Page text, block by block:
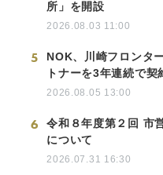
所」を開設
2026.08.03 11:00
5
NOK、川崎フロンタ
トナーを3年連続で契
2026.08.05 13:00
6
令和８年度第２回 市
について
2026.07.31 16:30